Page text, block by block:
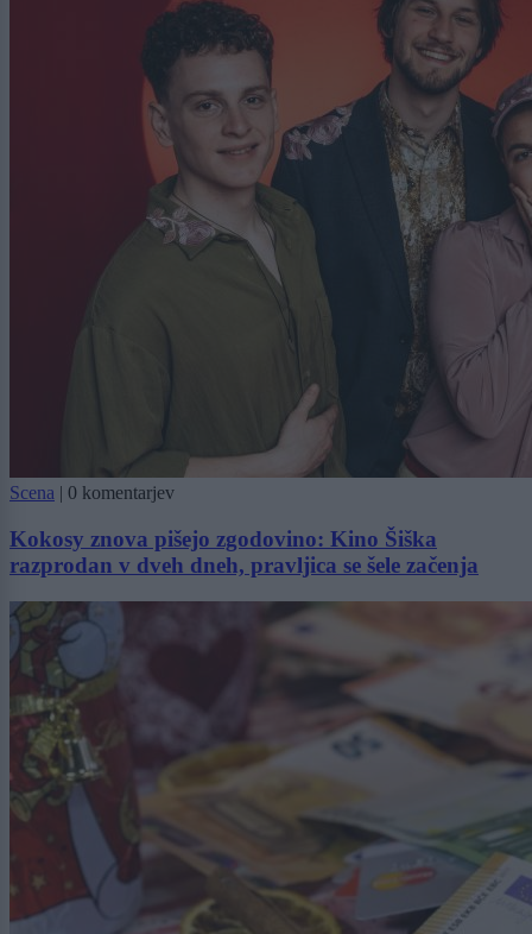
Scena | 0 komentarjev
Kokosy znova pišejo zgodovino: Kino Šiška
razprodan v dveh dneh, pravljica se šele začenja